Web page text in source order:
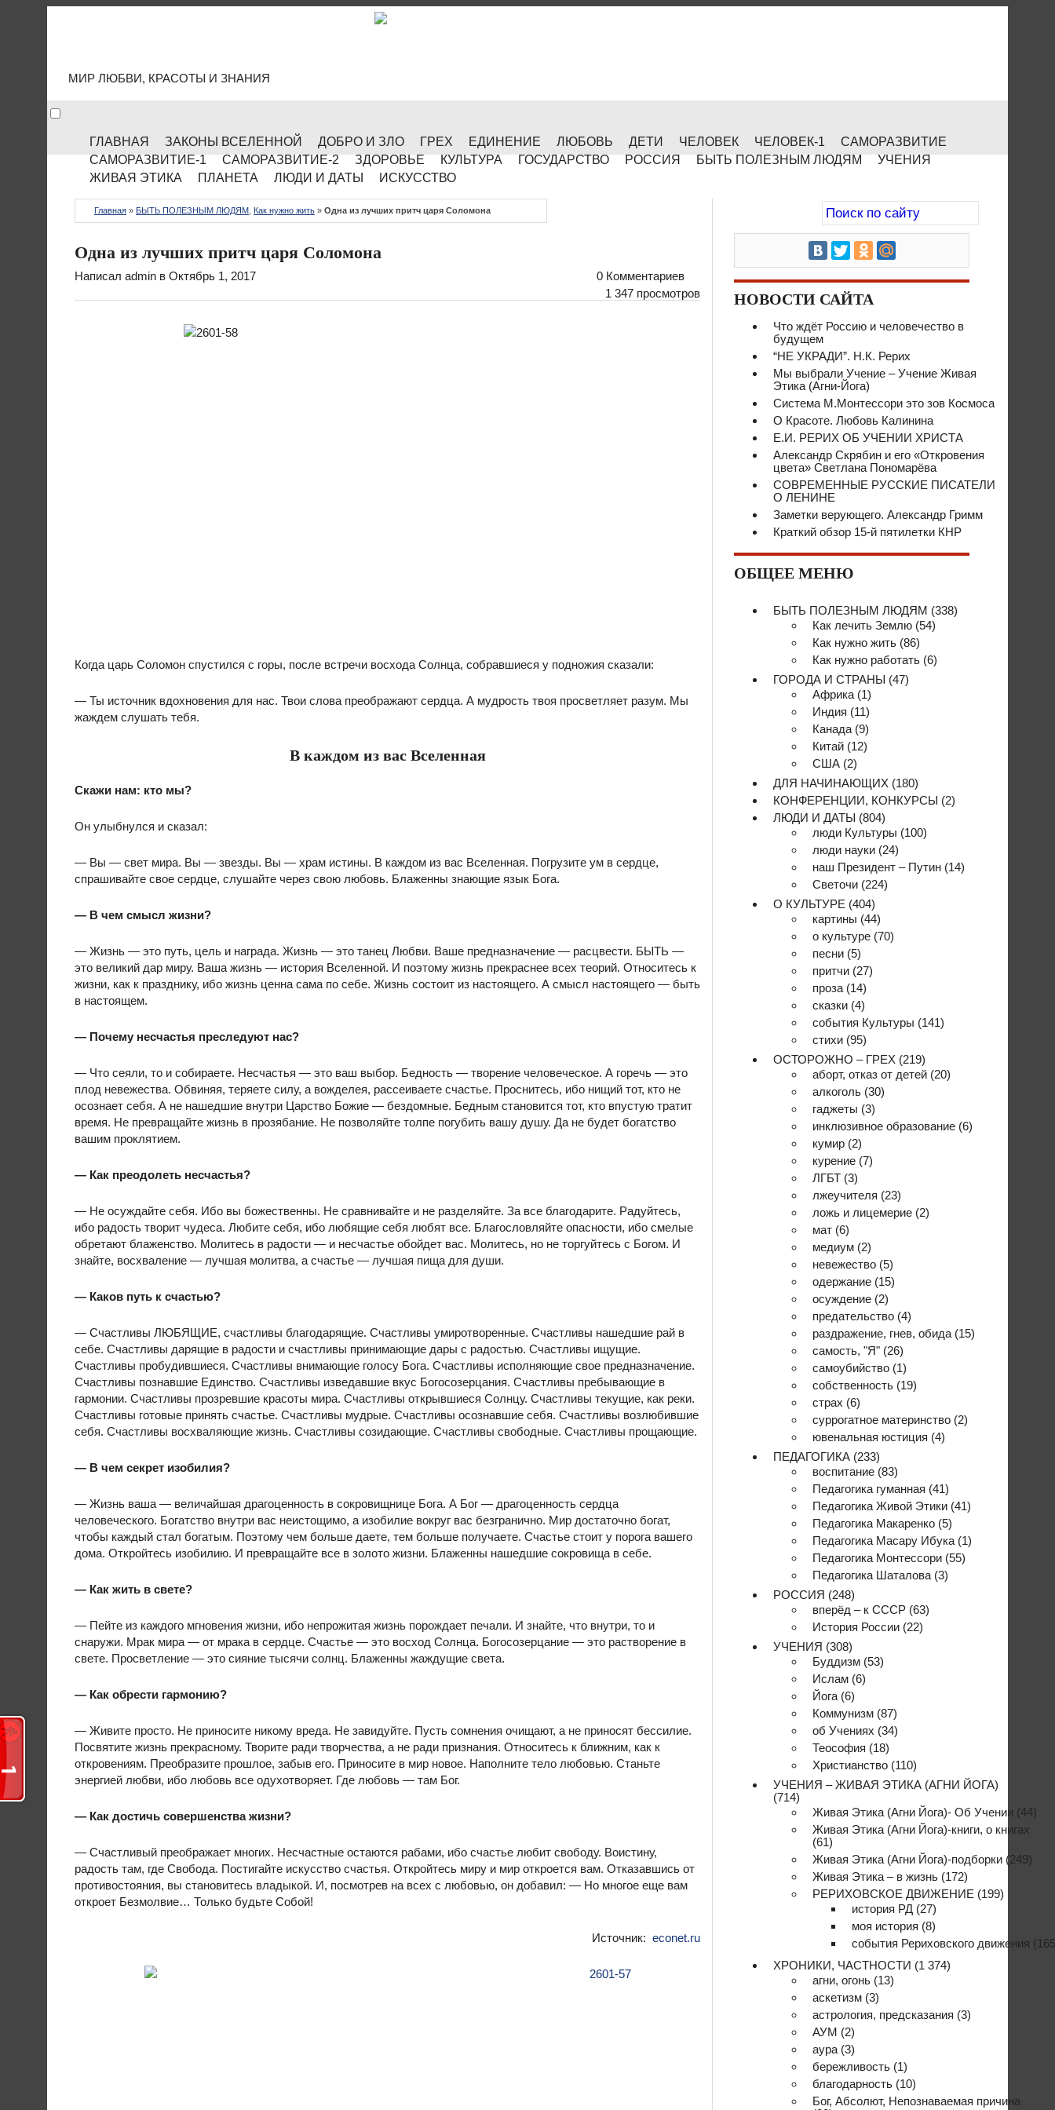
МИР ЛЮБВИ, КРАСОТЫ И ЗНАНИЯ
ГЛАВНАЯ ЗАКОНЫ ВСЕЛЕННОЙ ДОБРО И ЗЛО ГРЕХ ЕДИНЕНИЕ ЛЮБОВЬ ДЕТИ ЧЕЛОВЕК ЧЕЛОВЕК-1
САМОРАЗВИТИЕ
САМОРАЗВИТИЕ-1
САМОРАЗВИТИЕ-2 ЗДОРОВЬЕ КУЛЬТУРА ГОСУДАРСТВО РОССИЯ БЫТЬ ПОЛЕЗНЫМ ЛЮДЯМ
УЧЕНИЯ
ЖИВАЯ ЭТИКА
ПЛАНЕТА ЛЮДИ И ДАТЫ ИСКУССТВО
Главная » БЫТЬ ПОЛЕЗНЫМ ЛЮДЯМ Как нужно жить » Одна из лучших притч царя Соломона
Одна из лучших притч царя Соломона
Написал admin в Октябрь 1, 2017
0 Комментариев
1 347 просмотров
Когда царь Соломон спустился с горы, после встречи восхода Солнца, собравшиеся у подножия сказали:
— Ты источник вдохновения для нас. Твои слова преображают сердца. А мудрость твоя просветляет разум. Мы
жаждем слушать тебя.
В каждом из вас Вселенная
Скажи нам: кто мы?
Он улыбнулся и сказал:
— Вы — свет мира. Вы — звезды. Вы — храм истины. В каждом из вас Вселенная. Погрузите ум в сердце,
спрашивайте свое сердце, слушайте через свою любовь. Блаженны знающие язык Бога.
— В чем смысл жизни?
— Жизнь — это путь, цель и награда. Жизнь — это танец Любви. Ваше предназначение — расцвести. БЫТЬ —
это великий дар миру. Ваша жизнь — история Вселенной. И поэтому жизнь прекраснее всех теорий. Относитесь к
жизни, как к празднику, ибо жизнь ценна сама по себе. Жизнь состоит из настоящего. А смысл настоящего — быть
в настоящем.
— Почему несчастья преследуют нас?
— Что сеяли, то и собираете. Несчастья — это ваш выбор. Бедность — творение человеческое. А горечь — это
плод невежества. Обвиняя, теряете силу, а вожделея, рассеиваете счастье. Проснитесь, ибо нищий тот, кто не
осознает себя. А не нашедшие внутри Царство Божие — бездомные. Бедным становится тот, кто впустую тратит
время. Не превращайте жизнь в прозябание. Не позволяйте толпе погубить вашу душу. Да не будет богатство
вашим проклятием.
— Как преодолеть несчастья?
— Не осуждайте себя. Ибо вы божественны. Не сравнивайте и не разделяйте. За все благодарите. Радуйтесь,
ибо радость творит чудеса. Любите себя, ибо любящие себя любят все. Благословляйте опасности, ибо смелые
обретают блаженство. Молитесь в радости — и несчастье обойдет вас. Молитесь, но не торгуйтесь с Богом. И
знайте, восхваление — лучшая молитва, а счастье — лучшая пища для души.
— Каков путь к счастью?
— Счастливы ЛЮБЯЩИЕ, счастливы благодарящие. Счастливы умиротворенные. Счастливы нашедшие рай в
себе. Счастливы дарящие в радости и счастливы принимающие дары с радостью. Счастливы ищущие.
Счастливы пробудившиеся. Счастливы внимающие голосу Бога. Счастливы исполняющие свое предназначение.
Счастливы познавшие Единство. Счастливы изведавшие вкус Богосозерцания. Счастливы пребывающие в
гармонии. Счастливы прозревшие красоты мира. Счастливы открывшиеся Солнцу. Счастливы текущие, как реки.
Счастливы готовые принять счастье. Счастливы мудрые. Счастливы осознавшие себя. Счастливы возлюбившие
себя. Счастливы восхваляющие жизнь. Счастливы созидающие. Счастливы свободные. Счастливы прощающие.
— В чем секрет изобилия?
— Жизнь ваша — величайшая драгоценность в сокровищнице Бога. А Бог — драгоценность сердца
человеческого. Богатство внутри вас неистощимо, а изобилие вокруг вас безгранично. Мир достаточно богат,
чтобы каждый стал богатым. Поэтому чем больше даете, тем больше получаете. Счастье стоит у порога вашего
дома. Откройтесь изобилию. И превращайте все в золото жизни. Блаженны нашедшие сокровища в себе.
— Как жить в свете?
— Пейте из каждого мгновения жизни, ибо непрожитая жизнь порождает печали. И знайте, что внутри, то и
снаружи. Мрак мира — от мрака в сердце. Счастье — это восход Солнца. Богосозерцание — это растворение в
свете. Просветление — это сияние тысячи солнц. Блаженны жаждущие света.
— Как обрести гармонию?
— Живите просто. Не приносите никому вреда. Не завидуйте. Пусть сомнения очищают, а не приносят бессилие.
Посвятите жизнь прекрасному. Творите ради творчества, а не ради признания. Относитесь к ближним, как к
откровениям. Преобразите прошлое, забыв его. Приносите в мир новое. Наполните тело любовью. Станьте
энергией любви, ибо любовь все одухотворяет. Где любовь — там Бог.
— Как достичь совершенства жизни?
— Счастливый преображает многих. Несчастные остаются рабами, ибо счастье любит свободу. Воистину,
радость там, где Свобода. Постигайте искусство счастья. Откройтесь миру и мир откроется вам. Отказавшись от
противостояния, вы становитесь владыкой. И, посмотрев на всех с любовью, он добавил: — Но многое еще вам
откроет Безмолвие… Только будьте Собой!
Источник: econet.ru
НОВОСТИ САЙТА
Что ждёт Россию и человечество в
будущем
“НЕ УКРАДИ”. Н.К. Рерих
Мы выбрали Учение – Учение Живая
Этика (Агни-Йога)
Система М.Монтессори это зов Космоса
О Красоте. Любовь Калинина
Е.И. РЕРИХ ОБ УЧЕНИИ ХРИСТА
Александр Скрябин и его «Откровения
цвета» Светлана Пономарёва
СОВРЕМЕННЫЕ РУССКИЕ ПИСАТЕЛИ
О ЛЕНИНЕ
Заметки верующего. Александр Гримм
Краткий обзор 15-й пятилетки КНР
ОБЩЕЕ МЕНЮ
БЫТЬ ПОЛЕЗНЫМ ЛЮДЯМ (338)
Как лечить Землю (54)
Как нужно жить (86)
Как нужно работать (6)
ГОРОДА И СТРАНЫ (47)
Африка (1)
Индия (11)
Канада (9)
Китай (12)
США (2)
ДЛЯ НАЧИНАЮЩИХ (180)
КОНФЕРЕНЦИИ, КОНКУРСЫ (2)
ЛЮДИ И ДАТЫ (804)
люди Культуры (100)
люди науки (24)
наш Президент – Путин (14)
Светочи (224)
О КУЛЬТУРЕ (404)
картины (44)
о культуре (70)
песни (5)
притчи (27)
проза (14)
сказки (4)
события Культуры (141)
стихи (95)
ОСТОРОЖНО – ГРЕХ (219)
аборт, отказ от детей (20)
алкоголь (30)
гаджеты (3)
инклюзивное образование (6)
кумир (2)
курение (7)
ЛГБТ (3)
лжеучителя (23)
ложь и лицемерие (2)
мат (6)
медиум (2)
невежество (5)
одержание (15)
осуждение (2)
предательство (4)
раздражение, гнев, обида (15)
самость, "Я" (26)
самоубийство (1)
собственность (19)
страх (6)
суррогатное материнство (2)
ювенальная юстиция (4)
ПЕДАГОГИКА (233)
воспитание (83)
Педагогика гуманная (41)
Педагогика Живой Этики (41)
Педагогика Макаренко (5)
Педагогика Масару Ибука (1)
Педагогика Монтессори (55)
Педагогика Шаталова (3)
РОССИЯ (248)
вперёд – к СССР (63)
История России (22)
УЧЕНИЯ (308)
Буддизм (53)
Ислам (6)
Йога (6)
Коммунизм (87)
об Учениях (34)
Теософия (18)
Христианство (110)
УЧЕНИЯ – ЖИВАЯ ЭТИКА (АГНИ ЙОГА)
(714)
Живая Этика (Агни Йога)- Об Учении (44)
Живая Этика (Агни Йога)-книги, о книгах
(61)
Живая Этика (Агни Йога)-подборки (249)
Живая Этика – в жизнь (172)
РЕРИХОВСКОЕ ДВИЖЕНИЕ (199)
история РД (27)
моя история (8)
события Рериховского движения
ХРОНИКИ, ЧАСТНОСТИ (1 374)
агни, огонь (13)
аскетизм (3)
астрология, предсказания (3)
АУМ (2)
аура (3)
бережливость (1)
благодарность (10)
Бог, Абсолют, Непознаваемая причина